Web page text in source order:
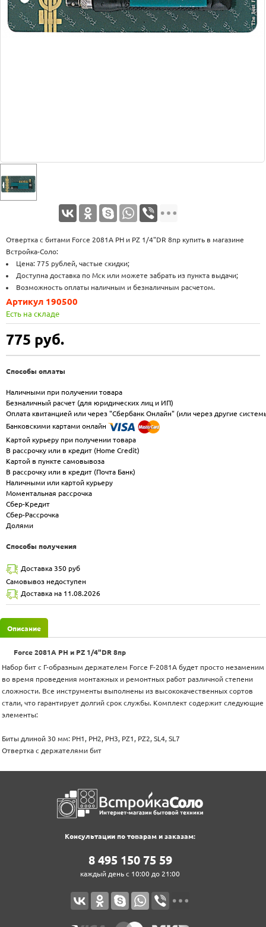
Оплата
Доставка
Услуги
Отвертка с битами Force 2081A PH и PZ 1/4"DR 8пр купить в магазине
Встройка-Соло:
Цена: 775 рублей, частые скидки;
Доступна доставка по Мск или можете забрать из пункта выдачи;
Возможность оплаты наличным и безналичным расчетом.
775 руб.
Артикул 190500
Есть на складе
Способы оплаты
Наличными при получении товара
Безналичный расчет (для юридических лиц и ИП)
Оплата квитанцией или через "Сбербанк Онлайн" (или через другие
Банковскими картами онлайн
Картой курьеру при получении товара
В рассрочку или в кредит (Home Credit)
Картой в пункте самовывоза
В рассрочку или в кредит (Почта Банк)
Наличными или картой курьеру
Моментальная рассрочка
Сбер-Кредит
Сбер-Рассрочка
Долями
Способы получения
Доставка 350 руб
Самовывоз недоступен
Доставка на 11.08.2026
Описание
Force 2081A PH и PZ 1/4"DR 8пр
Набор бит с Г-образным держателем Force F-2081A будет просто незаменим
во время проведения монтажных и ремонтных работ различной степени
сложности. Все инструменты выполнены из высококачественных сортов
стали, что гарантирует долгий срок службы. Комплект содержит следующие
элементы:
Биты длиной 30 мм: PH1, PH2, PH3, PZ1, PZ2, SL4, SL7
Отвертка с держателями бит
Консультации по товарам и заказам:
8‍ 4‍9‍5‍ 1‍5‍0‍ 7‍5‍ 5‍9‍
каждый день с 10:00 до 21:00